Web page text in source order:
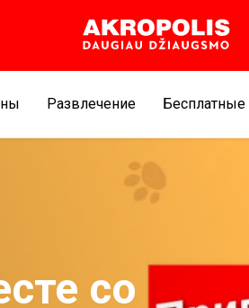
Развлечение Бесплатные
со